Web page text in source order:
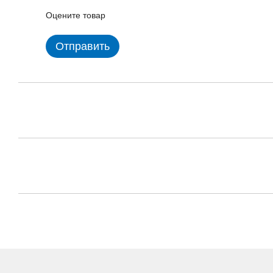
Оцените товар
Отправить